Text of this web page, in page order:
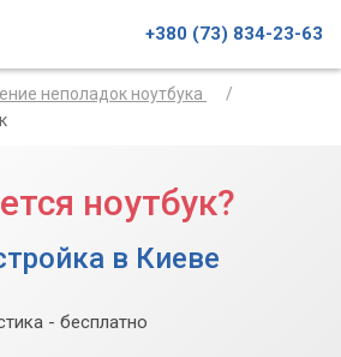
+380 (73) 834-23-63
неполадок ноутбука
ноутбук?
в Киеве
- бесплатно